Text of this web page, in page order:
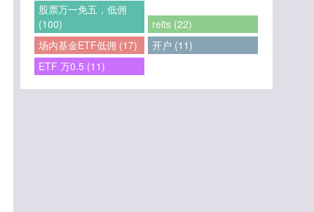
股票万一免五，低佣
(100)
reits (22)
场内基金ETF低佣 (17)
开户 (11)
ETF 万0.5 (11)